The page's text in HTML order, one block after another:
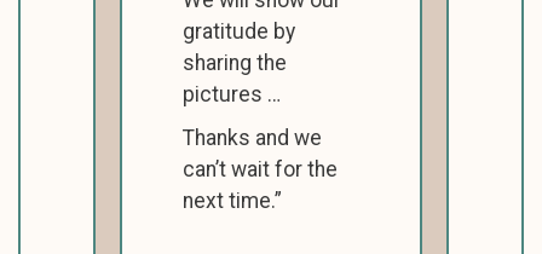
gratitude by
sharing the
pictures …
Thanks and we
can’t wait for the
next time.